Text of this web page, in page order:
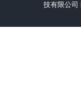
技有限公司